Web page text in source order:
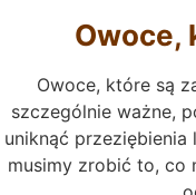
Owoce,
Owoce, które są
szczególnie ważne,
uniknąć
musimy zrobić to, co